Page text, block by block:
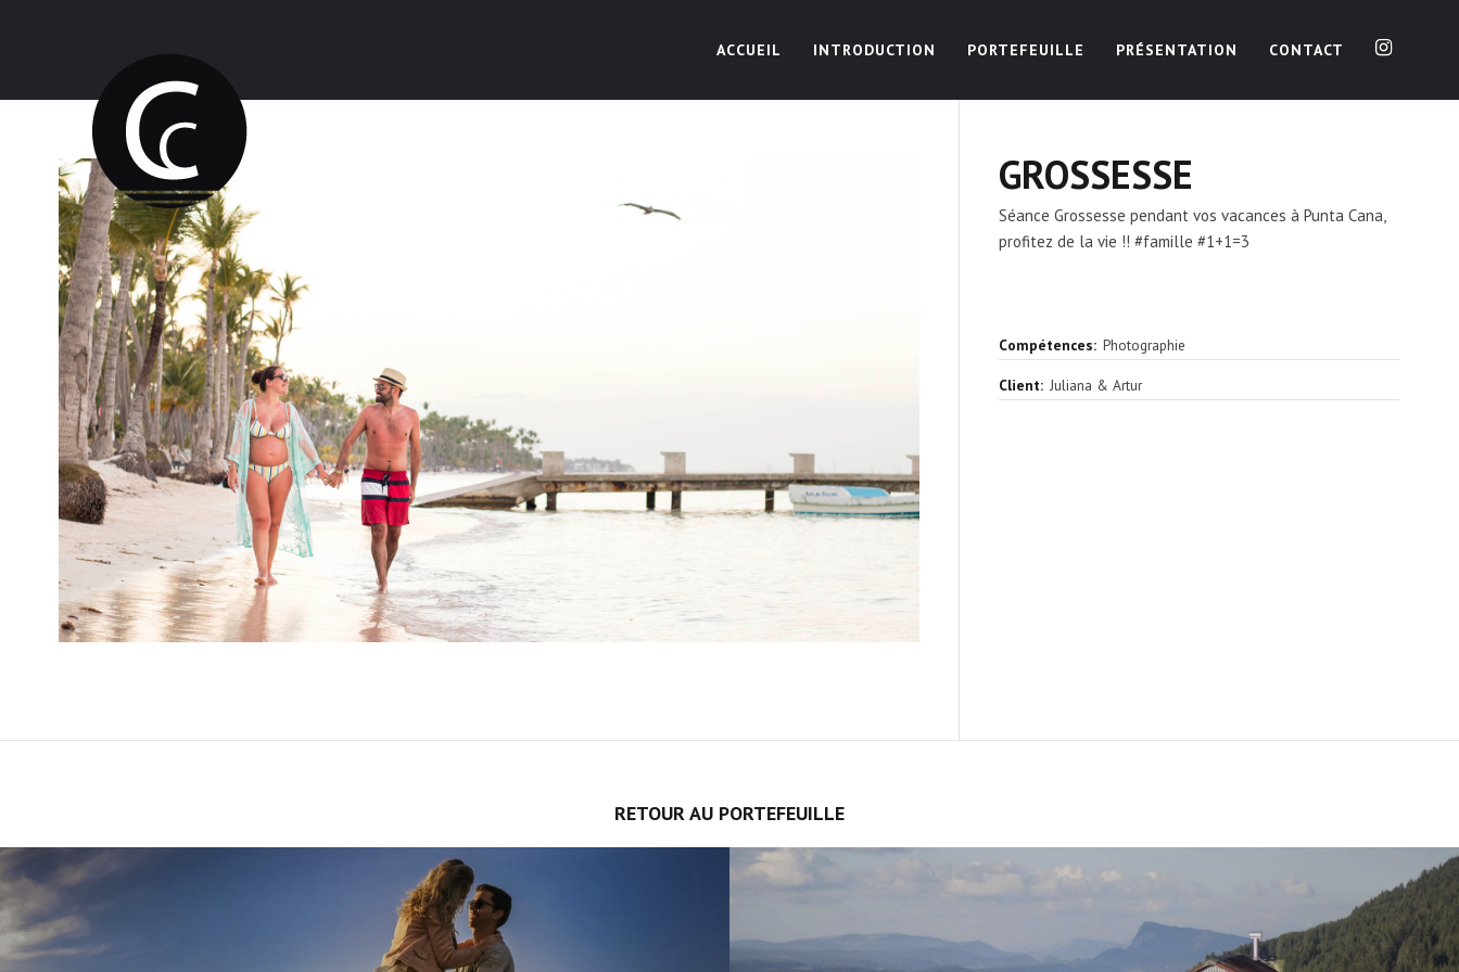
ACCUEIL INTRODUCTION PORTEFEUILLE PRÉSENTATION CONTACT
GROSSESSE
Séance Grossesse pendant vos vacances à Punta Cana,
profitez de la vie !! #famille #1+1=3
Compétences: Photographie
Client: Juliana & Artur
RETOUR AU PORTEFEUILLE